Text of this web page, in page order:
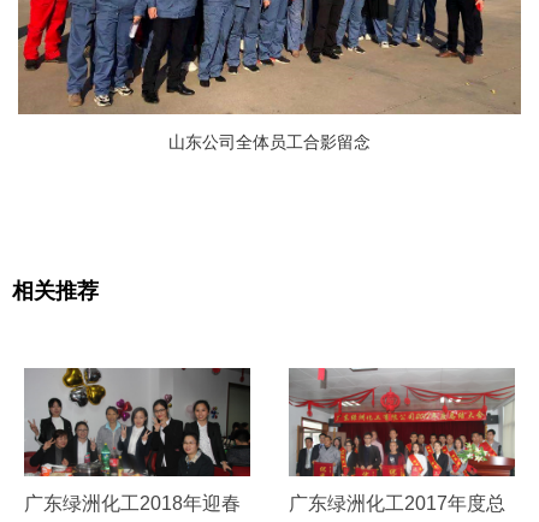
山东公司全体员工合影留念
相关推荐
广东绿洲化工2018年迎春
广东绿洲化工2017年度总